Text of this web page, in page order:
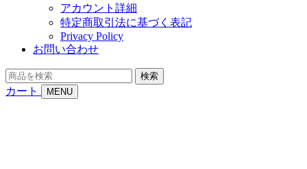
アカウント詳細
特定商取引法に基づく表記
Privacy Policy
お問い合わせ
商
品
検索
カート MENU